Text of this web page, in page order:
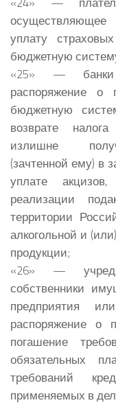
уплату
бюджетную
«25» — банки
распоряжение о
бюджетную
возврате
излишне
(зачтенной ему) в
уплате
реализации
территории
алкогольной и
продукции;
«26» —
собственники
предприятия
распоряжение о
погашение
обязательных
требований
применяемых в